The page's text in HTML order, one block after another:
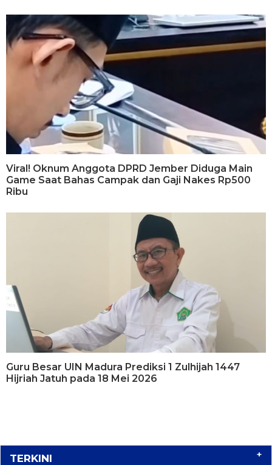
Viral! Oknum Anggota DPRD Jember Diduga Main
Game Saat Bahas Campak dan Gaji Nakes Rp500
Ribu
Guru Besar UIN Madura Prediksi 1 Zulhijah 1447
Hijriah Jatuh pada 18 Mei 2026
TERKINI +